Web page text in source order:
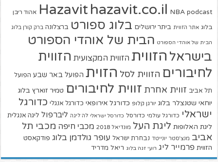
Hazavit hazavit.co.il NBA podcast אהוד ריבן
בלוג אתר הזווית ביתר ירושלים בלוג ספורט ברצלונה ברק קורן בלוג
הבית של אוהדי הספורט הבית של אוהדי הספורט
בישראל הזווית הזווית המקצועית הזווית
לחיבורים הזווית לסל הזוית הפועל באר שבע הפועל
תל אביב זווית אחרת זווית לחיבורים טמיר זוארץ בלוג
יוחאי שטנצלר בלוג יורגן קלופ כדורגל אירופאי כדורגל אנגלי כדורגל
ישראלי כדורגל עולמי כדורסל כדורסל ישראלי לה ליגה ליברפול ליגה אנגלית
ליגת האלופות ליגת העל מונדיאל 2018 מכבי חיפה מכבי תל
אביב מנצ'סטר יונייטד נבחרת ישראל עופר גולדמן בלוג פודקאסט
הזווית פרמייר ליג רועי זגה בלוג ריאל מדריד